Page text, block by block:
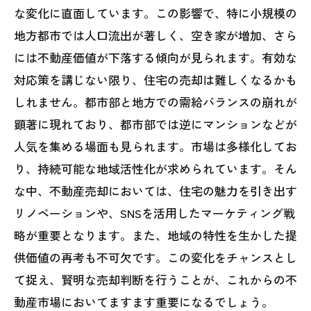
な変化に直面しています。この影響で、特に小規模の
地方都市では人口流出が著しく、空き家が増加、さら
には不動産価値が下落する傾向が見られます。有効な
対応策を講じない限り、住宅の売却は難しくなるかも
しれません。都市部と地方での需給バランスの崩れが
顕著に現れており、都市部では逆にマンションなどが
人気を集める場面も見られます。市場は多様化してお
り、持続可能な地域活性化が求められています。そん
な中、不動産売却においては、住宅の魅力を引き出す
リノベーションや、SNSを活用したマーケティング戦
略が重要となります。また、地域の特性を生かした提
供価値の再考も不可欠です。この変化をチャンスとし
て捉え、賢明な売却判断を行うことが、これからの不
動産市場においてますます重要になるでしょう。